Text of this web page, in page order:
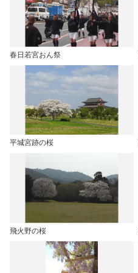
春日若宮おん祭
平城宮跡の桜
飛火野の桜